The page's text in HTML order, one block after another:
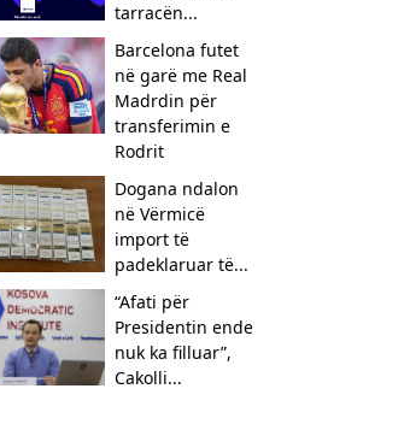
tarracën...
Barcelona futet
në garë me Real
Madrdin për
transferimin e
Rodrit
Dogana ndalon
në Vërmicë
import të
padeklaruar të...
“Afati për
Presidentin ende
nuk ka filluar”,
Cakolli...